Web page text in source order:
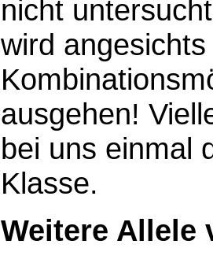
nicht
wird
ausgehen!
bei uns einmal
Klasse.
Weitere Allele